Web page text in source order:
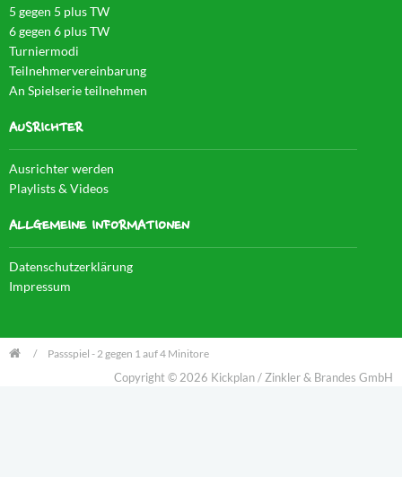
5 gegen 5 plus TW
6 gegen 6 plus TW
Turniermodi
Teilnehmervereinbarung
An Spielserie teilnehmen
AUSRICHTER
Ausrichter werden
Playlists & Videos
ALLGEMEINE INFORMATIONEN
Datenschutzerklärung
Impressum
Passspiel - 2 gegen 1 auf 4 Minitore
Copyright © 2026 Kickplan / Zinkler & Brandes GmbH